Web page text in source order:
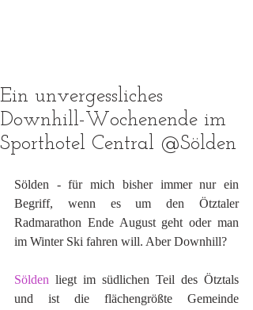
Ein unvergessliches
Downhill-Wochenende im
Sporthotel Central @Sölden
Sölden - für mich bisher immer nur ein
Begriff, wenn es um den Ötztaler
Radmarathon Ende August geht oder man
im Winter Ski fahren will. Aber Downhill?
Sölden liegt im südlichen Teil des Ötztals
und ist die flächengrößte Gemeinde